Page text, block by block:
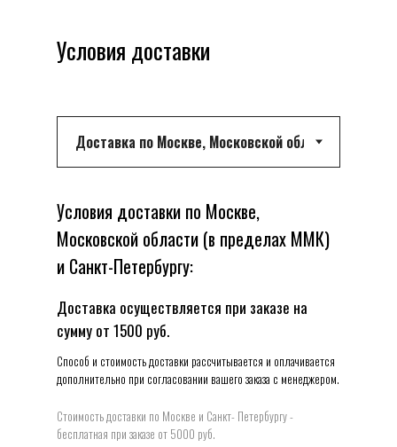
Условия доставки
Условия доставки по Москве,
Московской области (в пределах ММК)
и Санкт-Петербургу:
Стоимость доставки по Москве и Санкт- Петербургу -
бесплатная при заказе от 5000 руб.
Способ и стоимость доставки рассчитывается и оплачивается
дополнительно при согласовании вашего заказа с менеджером.
Доставка осуществляется при заказе на
сумму от 1500 руб.